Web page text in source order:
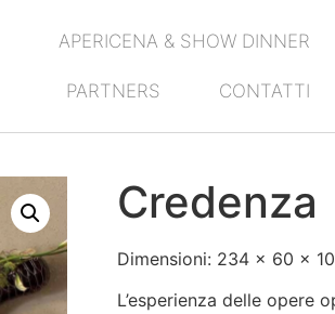
APERICENA & SHOW DINNER
PARTNERS CONTATTI
Credenza
Dimensioni: 234 x 60 x
L’esperienza delle opere